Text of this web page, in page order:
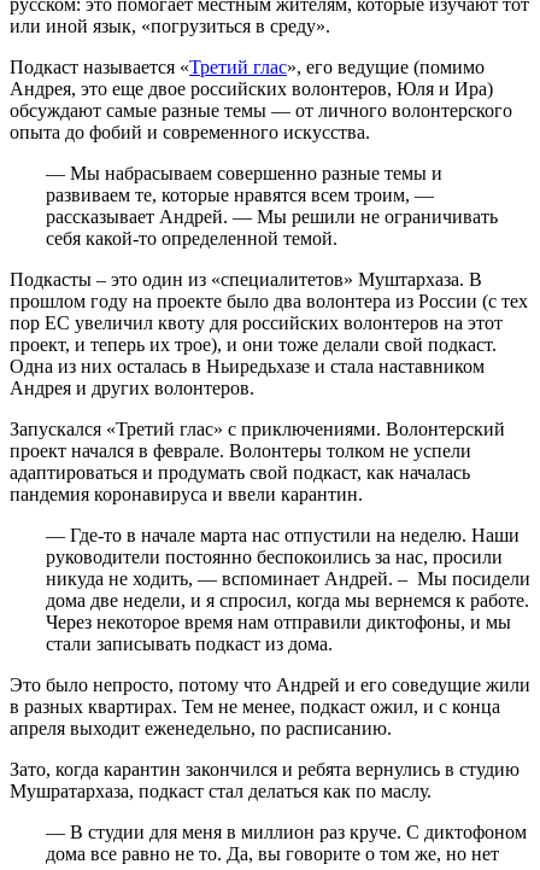
или иной язык, «погрузиться в среду».
Подкаст называется «Третий глас», его ведущие (помимо
Андрея, это еще двое российских волонтеров, Юля и Ира)
обсуждают самые разные темы — от личного волонтерского
опыта до фобий и современного искусства.
— Мы набрасываем совершенно разные темы и
развиваем те, которые нравятся всем троим, —
рассказывает Андрей. — Мы решили не ограничивать
себя какой-то определенной темой.
Подкасты – это один из «специалитетов» Муштархаза. В
прошлом году на проекте было два волонтера из России (с тех
пор ЕС увеличил квоту для российских волонтеров на этот
проект, и теперь их трое), и они тоже делали свой подкаст.
Одна из них осталась в Ньиредьхазе и стала наставником
Андрея и других волонтеров.
Запускался «Третий глас» с приключениями. Волонтерский
проект начался в феврале. Волонтеры толком не успели
адаптироваться и продумать свой подкаст, как началась
пандемия коронавируса и ввели карантин.
— Где-то в начале марта нас отпустили на неделю. Наши
руководители постоянно беспокоились за нас, просили
никуда не ходить, — вспоминает Андрей. – Мы посидели
дома две недели, и я спросил, когда мы вернемся к работе.
Через некоторое время нам отправили диктофоны, и мы
стали записывать подкаст из дома.
Это было непросто, потому что Андрей и его соведущие жили
в разных квартирах. Тем не менее, подкаст ожил, и с конца
апреля выходит еженедельно, по расписанию.
Зато, когда карантин закончился и ребята вернулись в студию
Мушратархаза, подкаст стал делаться как по маслу.
— В студии для меня в миллион раз круче. С диктофоном
дома все равно не то. Да, вы говорите о том же, но нет